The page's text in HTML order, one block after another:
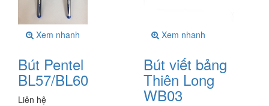
Xem nhanh
Bút Pentel
BL57/BL60
Liên hệ
Xem nhanh
Bút viết bảng
Thiên Long
WB03